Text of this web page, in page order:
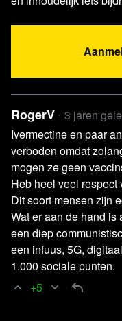
Maar vooral
ivermectine
niet goed werkt, maar
onderzoek
Wat de zaak ook in
beslechten, is dat er
2005 waarin een
off-label mogen
als dat in het belang
Bronvermelding
Hierbij een link naar
RogerV
3 jaren
Ivermectine en paar
verboden omdat
mogen ze geen
Heb heel veel respect
Dit soort mensen zijn
Wat er aan de hand
een diep
een infuus, 5G,
1.000 sociale punten.
+5